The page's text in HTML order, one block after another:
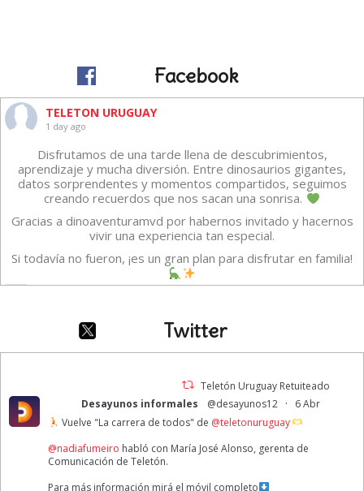
Facebook
TELETON URUGUAY
1 day ago
Disfrutamos de una tarde llena de descubrimientos,
aprendizaje y mucha diversión. Entre dinosaurios gigantes,
datos sorprendentes y momentos compartidos, seguimos
creando recuerdos que nos sacan una sonrisa.
Gracias a dinoaventuramvd por habernos invitado y hacernos
vivir una experiencia tan especial.
Si todavía no fueron, ¡es un gran plan para disfrutar en familia!
· Compartir
A veces creemos que estar bien significa sentirnos felices todo
el tiempo. Pero Intensamente nos recuerda que eso no es así.
Reconocer y gestionar las diferentes emociones nos permite
lograr una buena salud emocional.
1ro de agosto | Día Mundial de la Alegría
Twitter
Teletón Uruguay Retuiteado
Desayunos informales
@desayunos12 ·
6 Abr
Vuelve "La carrera de todos" de @teletonuruguay
@nadiafumeiro habló con María José Alonso, gerenta de
Comunicación de Teletón.
Para más información mirá el móvil completo